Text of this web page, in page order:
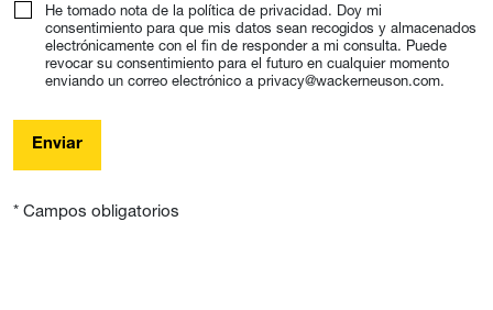
He tomado nota de la política de privacidad. Doy mi
consentimiento para que mis datos sean recogidos y almacenados
electrónicamente con el fin de responder a mi consulta. Puede
revocar su consentimiento para el futuro en cualquier momento
enviando un correo electrónico a privacy@wackerneuson.com.
Enviar
* Campos obligatorios